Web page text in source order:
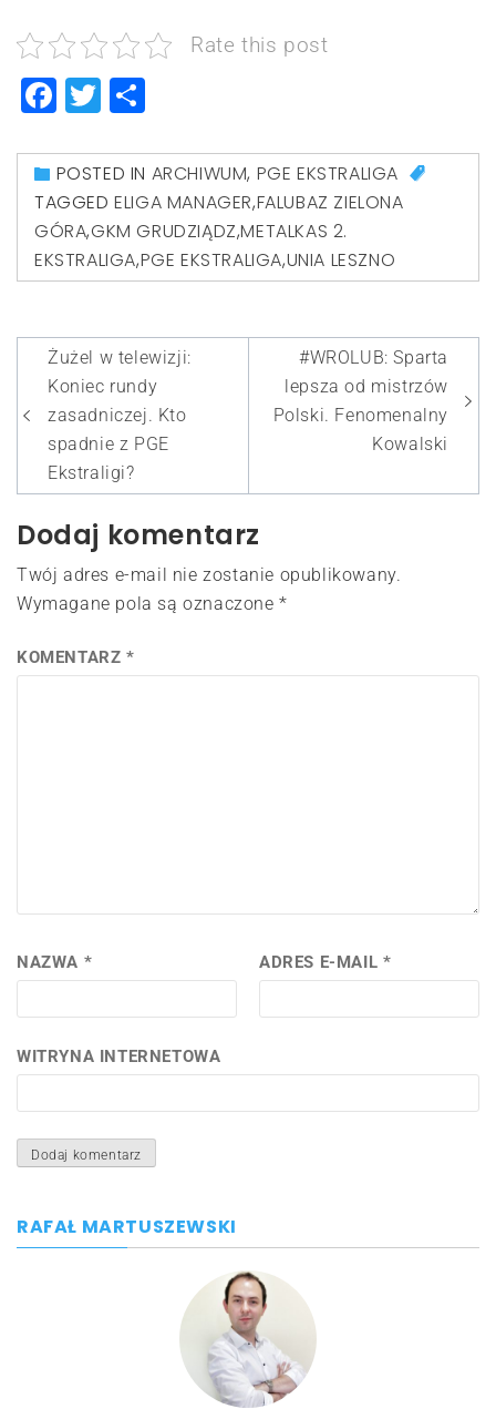
Rate this post
Facebook
Twitter
POSTED IN ARCHIWUM, PGE EKSTRALIGA
TAGGEDELIGA MANAGER,FALUBAZ ZIELONA
GÓRA,GKM GRUDZIĄDZ,METALKAS 2.
EKSTRALIGA,PGE EKSTRALIGA,UNIA LESZNO
Nawigacja
wpisu
Żużel w telewizji:
Koniec rundy
zasadniczej. Kto
spadnie z PGE
Ekstraligi?
#WROLUB: Sparta
lepsza od mistrzów
Polski. Fenomenalny
Kowalski
Dodaj komentarz
Twój adres e-mail nie zostanie opublikowany.
Wymagane pola są oznaczone*
KOMENTARZ *
NAZWA * ADRES E-MAIL *
WITRYNA INTERNETOWA
RAFAŁ MARTUSZEWSKI